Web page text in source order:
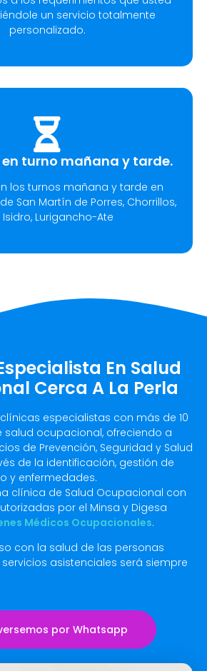
un servicio totalmente
personalizado.
turno mañana y tarde.
los turnos mañana y tarde en
San Martín de Porres, Chorrillos,
Isidro, Lurigancho-Ate
En Salud
Cerca A La Perla
especialistas con más de 10
salud ocupacional, ofreciendo a
de Prevención, Seguridad y Salud
de la identificación, gestión de
y enfermedades.
clínica de Salud Ocupacional con
por el Minsa y Digesa
Médicos Ocupacionales.
con la salud de las personas
asistenciales será siempre
por Whatsapp